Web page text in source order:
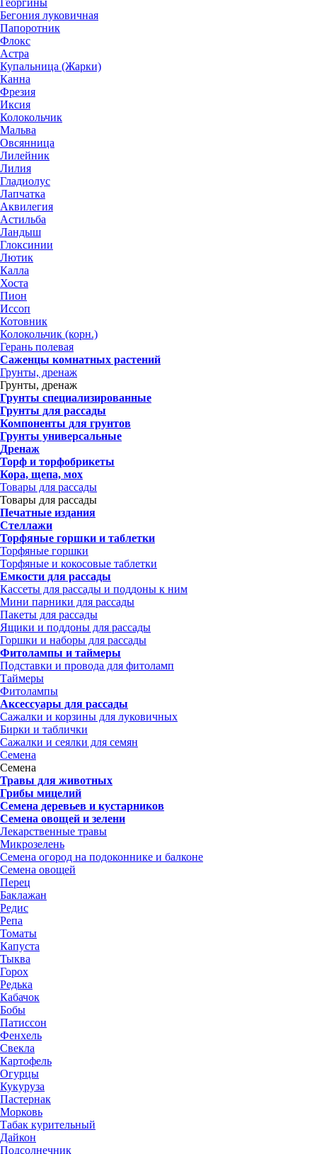
Георгины
Бегония луковичная
Папоротник
Флокс
Астра
Купальница (Жарки)
Канна
Фрезия
Иксия
Колокольчик
Мальва
Овсянница
Лилейник
Лилия
Гладиолус
Лапчатка
Аквилегия
Астильба
Ландыш
Глоксинии
Лютик
Калла
Хоста
Пион
Иссоп
Котовник
Колокольчик (корн.)
Герань полевая
Саженцы комнатных растений
Грунты, дренаж
Грунты, дренаж
Грунты специализированные
Грунты для рассады
Компоненты для грунтов
Грунты универсальные
Дренаж
Торф и торфобрикеты
Кора, щепа, мох
Товары для рассады
Товары для рассады
Печатные издания
Стеллажи
Торфяные горшки и таблетки
Торфяные горшки
Торфяные и кокосовые таблетки
Емкости для рассады
Кассеты для рассады и поддоны к ним
Мини парники для рассады
Пакеты для рассады
Ящики и поддоны для рассады
Горшки и наборы для рассады
Фитолампы и таймеры
Подставки и провода для фитоламп
Таймеры
Фитолампы
Аксессуары для рассады
Сажалки и корзины для луковичных
Бирки и таблички
Сажалки и сеялки для семян
Семена
Семена
Травы для животных
Грибы мицелий
Семена деревьев и кустарников
Семена овощей и зелени
Лекарственные травы
Микрозелень
Семена огород на подоконнике и балконе
Семена овощей
Перец
Баклажан
Редис
Репа
Томаты
Капуста
Тыква
Горох
Редька
Кабачок
Бобы
Патиссон
Фенхель
Свекла
Картофель
Огурцы
Кукуруза
Пастернак
Морковь
Табак курительный
Дайкон
Подсолнечник